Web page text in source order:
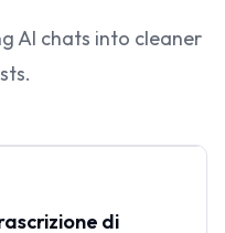
AI chats into cleaner
di